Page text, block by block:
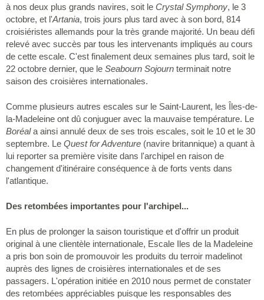
à nos deux plus grands navires, soit le Crystal Symphony, le 3
octobre, et l'Artania, trois jours plus tard avec à son bord, 814
croisiéristes allemands pour la très grande majorité. Un beau défi
relevé avec succès par tous les intervenants impliqués au cours
de cette escale. C'est finalement deux semaines plus tard, soit le
22 octobre dernier, que le Seabourn Sojourn terminait notre
saison des croisières internationales.
Comme plusieurs autres escales sur le Saint-Laurent, les Îles-de-
la-Madeleine ont dû conjuguer avec la mauvaise température. Le
Boréala ainsi annulé deux de ses trois escales, soit le 10 et le 30
septembre. Le Quest for Adventure (navire britannique) a quant à
lui reporter sa première visite dans l'archipel en raison de
changement d'itinéraire conséquence à de forts vents dans
l'atlantique.
Des retombées importantes pour l'archipel...
En plus de prolonger la saison touristique et d'offrir un produit
original à une clientèle internationale, Escale Iles de la Madeleine
a pris bon soin de promouvoir les produits du terroir madelinot
auprès des lignes de croisières internationales et de ses
passagers. L'opération initiée en 2010 nous permet de constater
des retombées appréciables puisque les responsables des